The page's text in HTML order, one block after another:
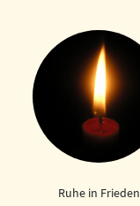
Ruhe in Frieden